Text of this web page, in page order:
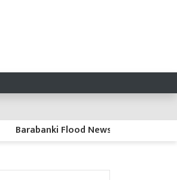
Barabanki Flood News : लाल निशान से 14